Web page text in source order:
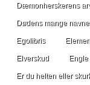
Dæmonherskerens
Dødens mange navne
Egolibris
Elverskud
Er du helten eller